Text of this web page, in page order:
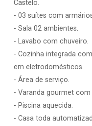
Castelo.
- 03 suítes com
- Sala 02 ambientes.
- Lavabo com chuveiro.
- Cozinha integrada
em eletrodomésticos.
- Área de serviço.
- Varanda gourmet com
- Piscina aquecida.
- Casa toda